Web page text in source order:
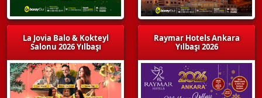
La Jovia Balo & Kokteyl
Salonu 2026 Yılbaşı
Raymar Hotels Ankara
Yılbaşı 2026